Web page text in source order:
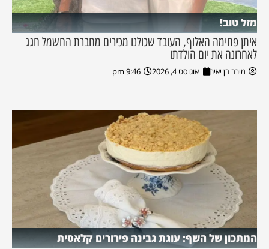
מזל טוב!
איתן פחימה האלוף, העובד שכולנו מכירים מחברת החשמל חגג
לאחרונה את יום הולדתו
מירב בן יאיר אוגוסט 4, 2026 9:46 pm
המתכון של השף: עוגת גבינה פירורים קלאסית